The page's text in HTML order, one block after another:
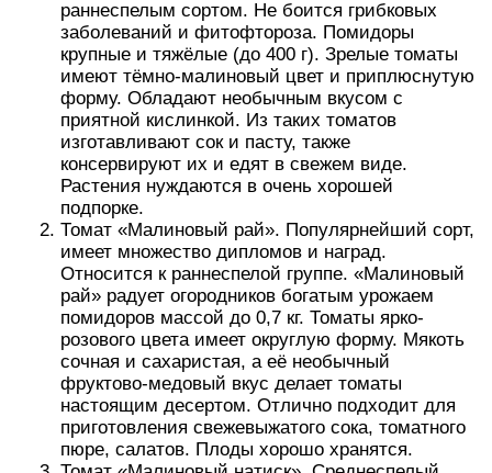
раннеспелым сортом. Не боится грибковых
заболеваний и фитофтороза. Помидоры
крупные и тяжёлые (до 400 г). Зрелые томаты
имеют тёмно-малиновый цвет и приплюснутую
форму. Обладают необычным вкусом с
приятной кислинкой. Из таких томатов
изготавливают сок и пасту, также
консервируют их и едят в свежем виде.
Растения нуждаются в очень хорошей
подпорке.
Томат «Малиновый рай». Популярнейший сорт,
имеет множество дипломов и наград.
Относится к раннеспелой группе. «Малиновый
рай» радует огородников богатым урожаем
помидоров массой до 0,7 кг. Томаты ярко-
розового цвета имеет округлую форму. Мякоть
сочная и сахаристая, а её необычный
фруктово-медовый вкус делает томаты
настоящим десертом. Отлично подходит для
приготовления свежевыжатого сока, томатного
пюре, салатов. Плоды хорошо хранятся.